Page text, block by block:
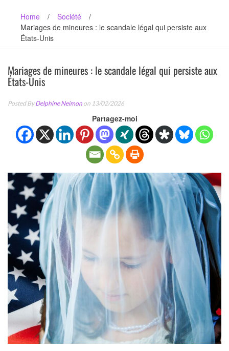
Home / Société
/
Mariages de mineures : le scandale légal qui persiste aux
États-Unis
Mariages de mineures : le scandale légal qui persiste aux
États-Unis
Posted ByDelphine Neimon on 13/02/2026
Partagez-moi